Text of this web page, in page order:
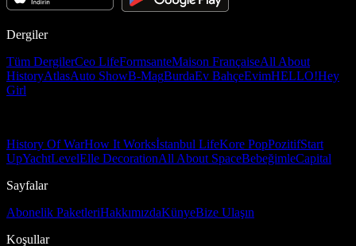
Dergiler
Tüm DergilerCeo LifeFormsanteMaison FrançaiseAll About
HistoryAtlasAuto ShowB-MagBurdaEv BahçeEvimHELLO!Hey
Girl
History Of WarHow It Worksİstanbul LifeKore PopPozitifStart
UpYachtLevelElle DecorationAll About SpaceBebeğimleCapital
Sayfalar
Abonelik PaketleriHakkımızdaKünyeBize Ulaşın
Koşullar